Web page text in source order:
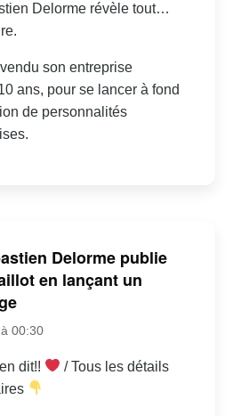
Delorme révèle tout…
son entreprise
ans, pour se lancer à fond
de personnalités
Delorme publie
en lançant un
00:30
dit!!
/ Tous les détails